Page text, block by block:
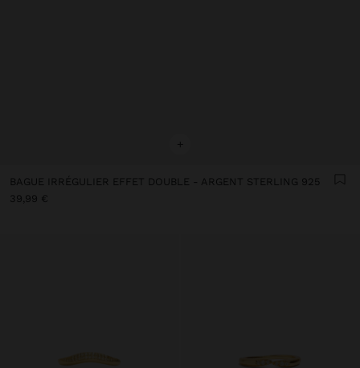
+
BAGUE IRRÉGULIER EFFET DOUBLE - ARGENT STERLING 925
39,99 €